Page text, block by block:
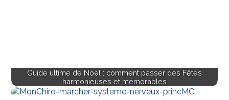
Guide ultime de Noël : comment passer des Fêtes
harmonieuses et mémorables